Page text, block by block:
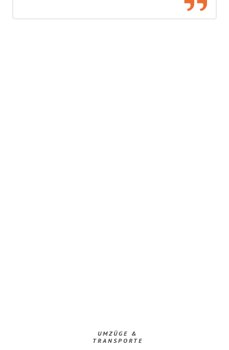
UMZÜGE &
TRANSPORTE